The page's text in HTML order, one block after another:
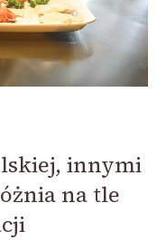
innymi
na tle